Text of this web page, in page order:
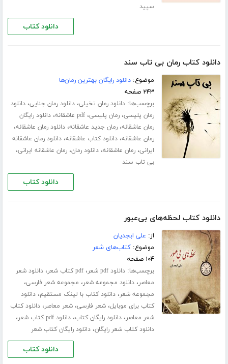
سپید
دانلود کتاب
دانلود کتاب رمان بی تاب سند
موضوع:دانلود رایگان بهترین رمان‌ها
۲۴۳ صفحه
برچسب‌ها:دانلود رمان تخیلی،دانلود رمان جنایی،دانلود
رمان پلیسی،رمان پلیسی،pdf عاشقانه ،دانلود رایگان
رمان عاشقانه،رمان جدید عاشقانه،دانلود رمان عاشقانه،
رمان عاشقانه،دانلود کتاب عاشقانه،دانلود رمان عاشقانه
ایرانی،رمان عاشقانه،دانلود رمان،رمان عاشقانه ایرانی،
بی تاب سند
دانلود کتاب
دانلود کتاب لحظه‌های بی‌عبور
از: علی ابجدیان
موضوع:کتاب‌های شعر
۱۰۴ صفحه
برچسب‌ها:دانلود pdf شعر ،pdf کتاب شعر ،دانلود شعر
معاصر،دانلود مجموعه شعر، مجموعه شعر فارسی،
مجموعه شعر،دانلود کتاب با لینک مستقیم،دانلود
کتاب برای موبایل،شعر فارسی،شعر معاصر،دانلود کتاب
شعر معاصر،دانلود رایگان کتاب،دانلود pdf کتاب شعر ،
دانلود کتاب شعر رایگان،دانلود رایگان کتاب شعر
دانلود کتاب